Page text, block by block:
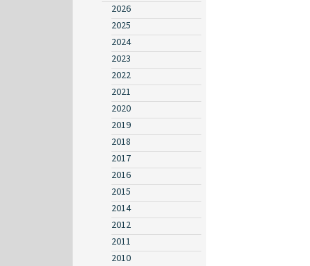
2026
2025
2024
2023
2022
2021
2020
2019
2018
2017
2016
2015
2014
2012
2011
2010